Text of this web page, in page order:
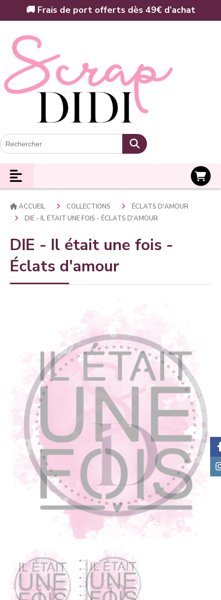
🚚 Frais de port offerts dès 49€ d’achat
ACCUEIL COLLECTIONS
ÉCLATS D'AMOUR
DIE - IL ÉTAIT UNE FOIS - ÉCLATS D'AMOUR
DIE - Il était une fois -
Éclats d'amour